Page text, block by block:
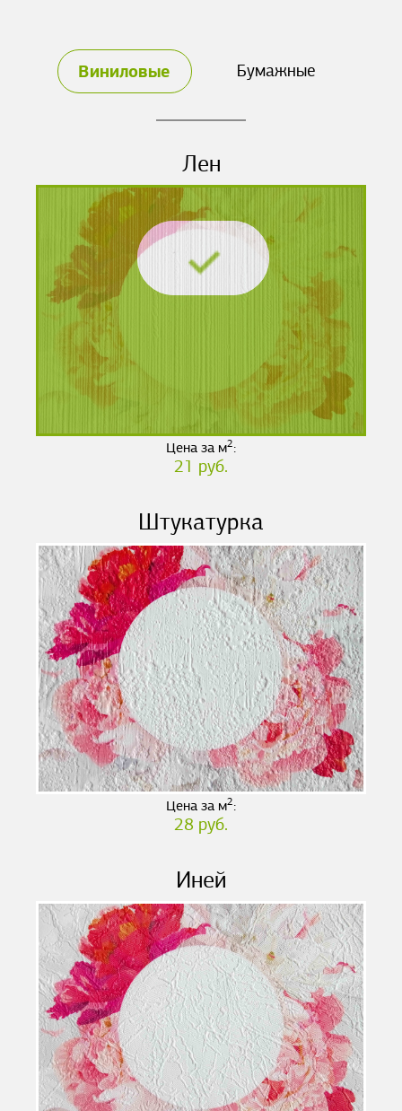
Виниловые Бумажные
Лен
Цена за м2:
21 руб.
Штукатурка
Цена за м2:
28 руб.
Иней